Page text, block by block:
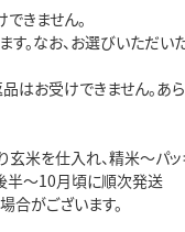
きません。
。なお、お選びいただ
はお受けできません。あ
米を仕入れ、精米～パ
半～10月頃に順次発送
がございます。